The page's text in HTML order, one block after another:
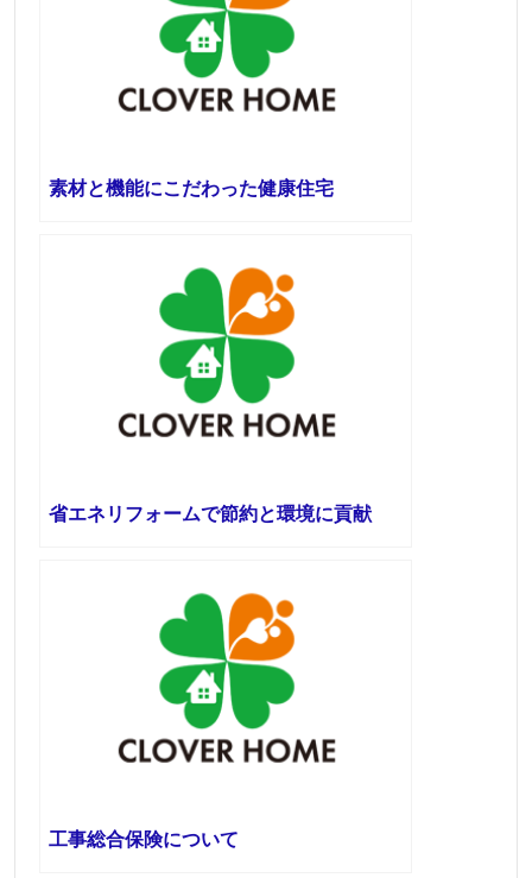
素材と機能にこだわった健康住宅
省エネリフォームで節約と環境に貢献
工事総合保険について